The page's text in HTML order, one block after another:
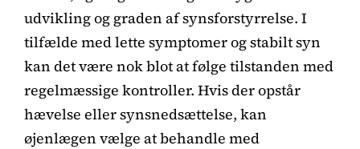
udvikling og graden af synsforstyrrelse. I
tilfælde med lette symptomer og stabilt syn
kan det være nok blot at følge tilstanden med
regelmæssige kontroller. Hvis der opstår
hævelse eller synsnedsættelse, kan
øjenlægen vælge at behandle med